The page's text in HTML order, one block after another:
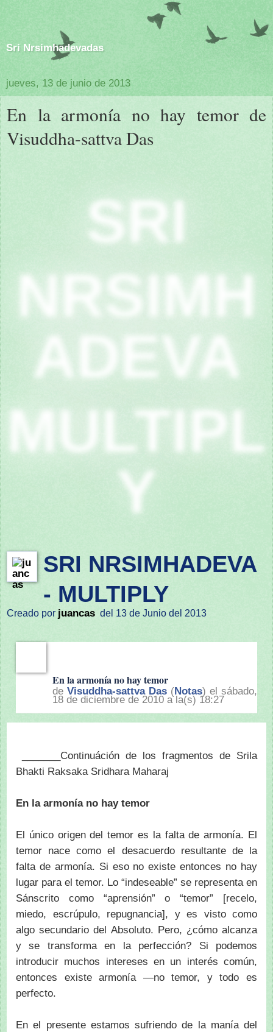
Sri Nrsimhadevadas
jueves, 13 de junio de 2013
En la armonía no hay temor de
Visuddha-sattva Das
SRI
NRSIMH
ADEVA
MULTIPL
Y
SRI NRSIMHADEVA
- MULTIPLY
Creado por juancas del 13 de Junio del 2013
En la armonía no hay temor
de Visuddha-sattva Das (Notas) el sábado,
18 de diciembre de 2010 a la(s) 18:27
_______Continuáción de los fragmentos de Srila
Bhakti Raksaka Sridhara Maharaj
En la armonía no hay temor
El único origen del temor es la falta de armonía. El
temor nace como el desacuerdo resultante de la
falta de armonía. Si eso no existe entonces no hay
lugar para el temor. Lo “indeseable” se representa en
Sánscrito como “aprensión” o “temor” [recelo,
miedo, escrúpulo, repugnancia], y es visto como
algo secundario del Absoluto. Pero, ¿cómo alcanza
y se transforma en la perfección? Si podemos
introducir muchos intereses en un interés común,
entonces existe armonía —no temor, y todo es
perfecto.
En el presente estamos sufriendo de la manía del